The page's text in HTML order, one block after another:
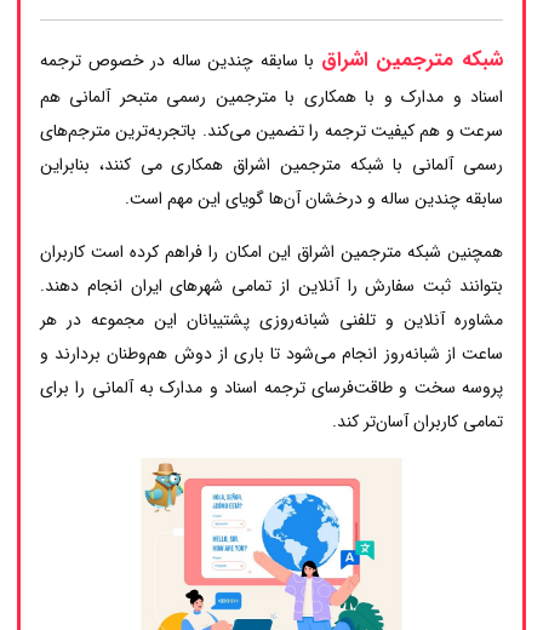
شبکه مترجمین اشراق با سابقه چندین ساله در خصوص ترجمه
اسناد و مدارک و با همکاری با مترجمین رسمی متبحر آلمانی هم
سرعت و هم کیفیت ترجمه را تضمین می‌کند. باتجربه‌ترین مترجم‌های
رسمی آلمانی با شبکه مترجمین اشراق همکاری می کنند، بنابراین
سابقه چندین ساله و درخشان آن‌ها گویای این مهم است.
همچنین شبکه مترجمین اشراق این امکان را فراهم کرده است کاربران
بتوانند ثبت سفارش را آنلاین از تمامی شهرهای ایران انجام دهند.
مشاوره آنلاین و تلفنی شبانه‌روزی پشتیبانان این مجموعه در هر
ساعت از شبانه‌روز انجام می‌شود تا باری از دوش هم‌وطنان بردارند و
پروسه سخت و طاقت‌فرسای ترجمه اسناد و مدارک به آلمانی را برای
تمامی کاربران آسان‌تر کند.